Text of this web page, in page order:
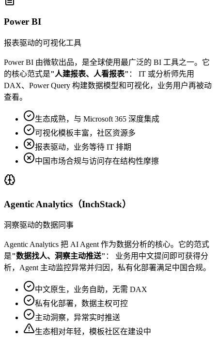
Power BI
报表驱动的可视化工具
Power BI 由微软出品，是全球使用最广泛的 BI 工具之一。它
的核心范式是"人建报表、人看报表" ： IT 或分析师先用
DAX、Power Query 构建数据模型和可视化，业务用户再被动
查看。
生态成熟，与 Microsoft 365 深度集成
可视化模板丰富，社区资源多
报表驱动，业务等待 IT 排期
中国市场合规与访问存在结构性摩擦
Agentic Analytics（InchStack）
洞察驱动的数据同事
Agentic Analytics 把 AI Agent 作为数据分析的核心。它的范式
是"数据找人、洞察主动推送" ： 业务用中文提问即可获得分
析，Agent 主动监控异常并归因，私有化部署满足中国合规。
中文原生，业务自助，无需 DAX
私有化部署，数据主权可控
主动洞察，异常实时推送
生态相对年轻，模板社区在建设中